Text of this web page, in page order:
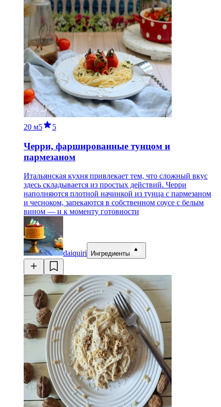
20 м5 5
Черри, фаршированные тунцом и
пармезаном
Итальянская кухня привлекает тем, что сложный вкус
здесь складывается из простых действий. Черри
наполняются плотной начинкой из тунца с пармезаном
и чесноком, запекаются в собственном соусе с белым
вином — и к моменту готовности
daiquiri Ингредиенты